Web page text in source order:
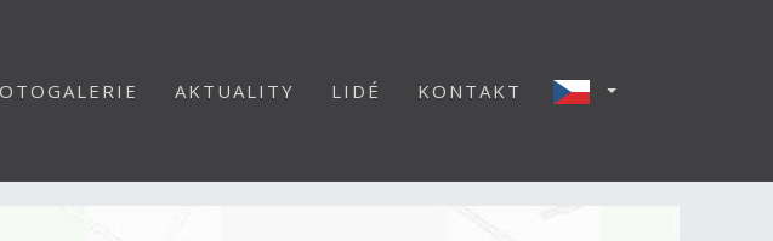
AKTUALITY LIDÉ KONTAKT